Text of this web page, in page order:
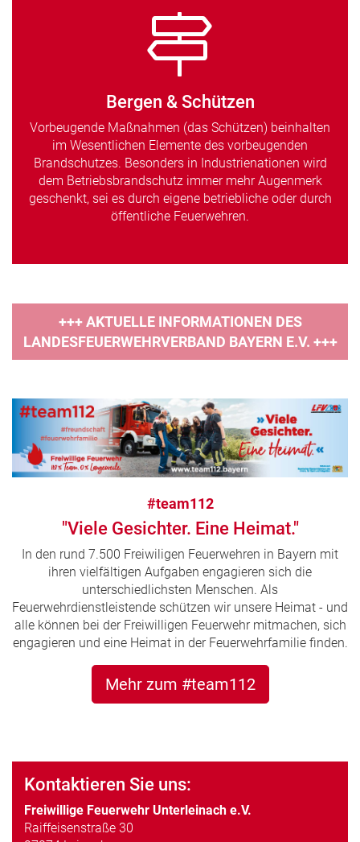
Bergen & Schützen
Vorbeugende Maßnahmen (das Schützen) beinhalten
im Wesentlichen Elemente des vorbeugenden
Brandschutzes. Besonders in Industrienationen wird
dem Betriebsbrandschutz immer mehr Augenmerk
geschenkt, sei es durch eigene betriebliche oder durch
öffentliche Feuerwehren.
+++ AKTUELLE INFORMATIONEN DES
LANDESFEUERWEHRVERBAND BAYERN E.V. +++
#team112
"Viele Gesichter. Eine Heimat."
In den rund 7.500 Freiwiligen Feuerwehren in Bayern mit
ihren vielfältigen Aufgaben engagieren sich die
unterschiedlichsten Menschen. Als
Feuerwehrdienstleistende schützen wir unsere Heimat - und
alle können bei der Freiwilligen Feuerwehr mitmachen, sich
engagieren und eine Heimat in der Feuerwehrfamilie finden.
Mehr zum #team112
Kontaktieren Sie uns:
Freiwillige Feuerwehr Unterleinach e.V.
Raiffeisenstraße 30